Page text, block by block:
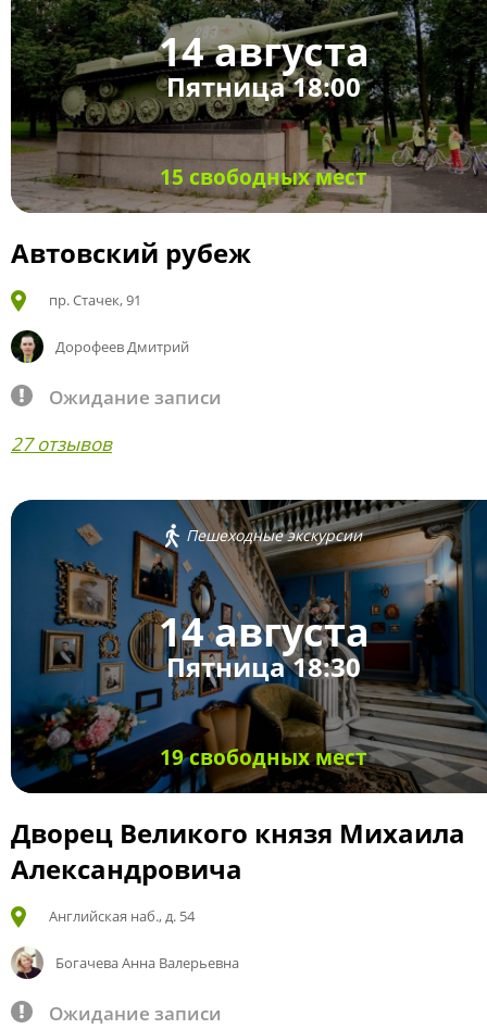
14 августа
Пятница 18:00
15 свободных мест
Автовский рубеж
пр. Стачек, 91
Дорофеев Дмитрий
Ожидание записи
27 отзывов
Пешеходные экскурсии
14 августа
Пятница 18:30
19 свободных мест
Дворец Великого князя Михаила
Александровича
Английская наб., д. 54
Богачева Анна Валерьевна
Ожидание записи